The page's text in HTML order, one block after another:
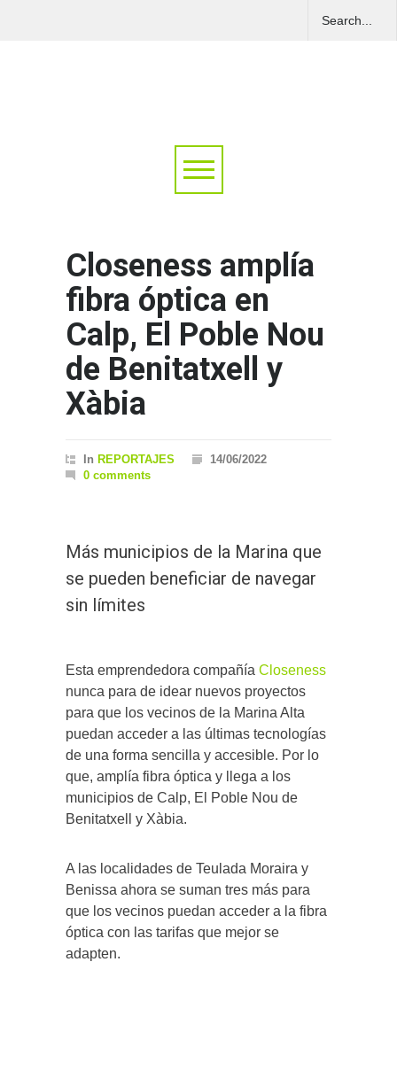
Closeness amplía
fibra óptica en
Calp, El Poble Nou
de Benitatxell y
Xàbia
In REPORTAJES
14/06/2022
0 comments
Más municipios de la Marina que
se pueden beneficiar de navegar
sin límites
Esta emprendedora compañía Closeness
nunca para de idear nuevos proyectos
para que los vecinos de la Marina Alta
puedan acceder a las últimas tecnologías
de una forma sencilla y accesible. Por lo
que, amplía fibra óptica y llega a los
municipios de Calp, El Poble Nou de
Benitatxell y Xàbia.
A las localidades de Teulada Moraira y
Benissa ahora se suman tres más para
que los vecinos puedan acceder a la fibra
óptica con las tarifas que mejor se
adapten.